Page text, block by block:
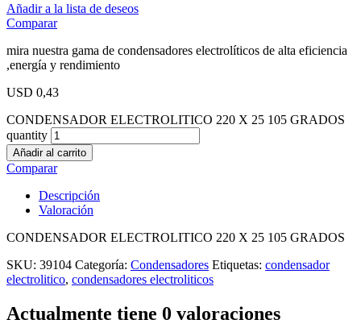
Añadir a la lista de deseos
Comparar
mira nuestra gama de condensadores electrolíticos de alta eficiencia
,energía y rendimiento
USD 0,43
CONDENSADOR ELECTROLITICO 220 X 25 105 GRADOS
quantity
Añadir al carrito
Comparar
Descripción
Valoración
CONDENSADOR ELECTROLITICO 220 X 25 105 GRADOS
SKU: 39104 Categoría: Condensadores Etiquetas: condensador
electrolitico, condensadores electroliticos
Actualmente tiene 0 valoraciones